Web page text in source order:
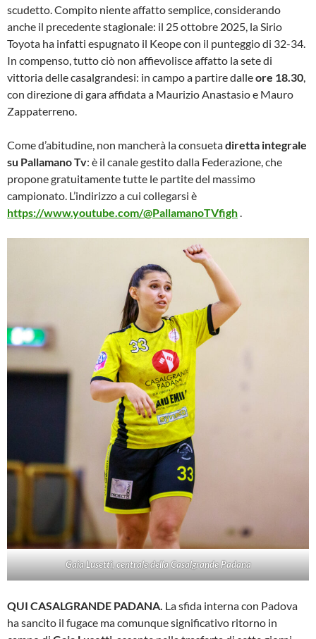
scudetto. Compito niente affatto semplice, considerando
anche il precedente stagionale: il 25 ottobre 2025, la Sirio
Toyota ha infatti espugnato il Keope con il punteggio di 32-34.
In compenso, tutto ciò non affievolisce affatto la sete di
vittoria delle casalgrandesi: in campo a partire dalleore 18.30,
con direzione di gara affidata a Maurizio Anastasio e Mauro
Zappaterreno.
Come d’abitudine, non mancherà la consuetadiretta integrale
su Pallamano Tv: è il canale gestito dalla Federazione, che
propone gratuitamente tutte le partite del massimo
campionato. L’indirizzo a cui collegarsi è
https://www.youtube.com/@PallamanoTVfigh.
Gaia Lusetti, centrale della Casalgrande Padana
QUI CASALGRANDE PADANA. La sfida interna con Padova
ha sancito il fugace ma comunque significativo ritorno in